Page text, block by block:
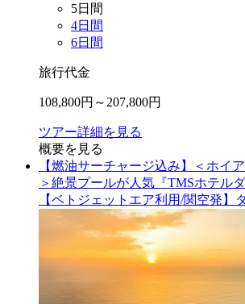
5日間
4日間
6日間
旅行代金
108,800円～ 207,800円
ツアー詳細を見る
概要を見る
【燃油サーチャージ込み】＜ホイ
＞絶景プールが人気『TMSホテル
【ベトジェットエア利用/関空発】